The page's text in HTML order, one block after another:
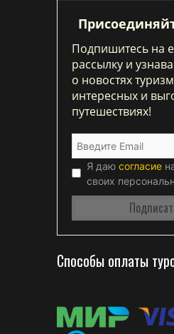
Подпишитесь на
рассылку и
о новостях
интересных и
путешествиях!
Я даю согласие
своих
Способы оплаты